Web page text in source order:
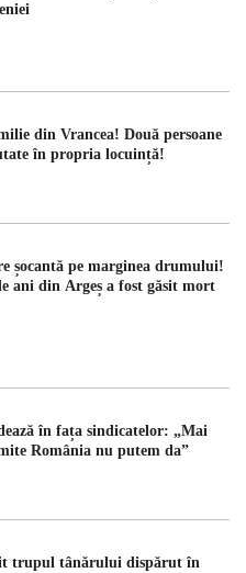
din Vrancea! Două persoane
în propria locuință!
șocantă pe marginea drumului!
ani din Argeș a fost găsit mort
în fața sindicatelor: „Mai
România nu putem da”
trupul tânărului dispărut în